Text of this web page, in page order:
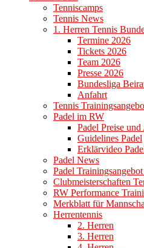
Tenniscamps
Tennis News
1. Herren Tennis
Termine 2026
Tickets 2026
Team 2026
Presse 2026
Bundesliga
Anfahrt
Tennis
Padel im RW
Padel Preise und
Guidelines Padel
Erklärvideo
Padel News
Padel
Clubmeisterschaften
RW Performance
Merkblatt für
Herrentennis
2. Herren
3. Herren